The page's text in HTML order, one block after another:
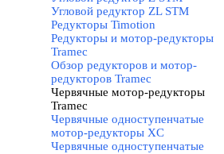
Угловой редуктор ZL STM
Редукторы Timotion
Редукторы и мотор-редукторы
Tramec
Обзор редукторов и мотор-
редукторов Tramec
Червячные мотор-редукторы
Tramec
Червячные одноступенчатые
мотор-редукторы XC
Червячные одноступенчатые